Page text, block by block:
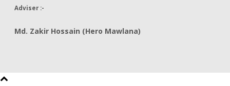
Adviser :-
Md. Zakir Hossain (Hero Mawlana)